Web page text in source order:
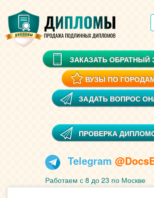
ЗАКАЗАТЬ ОБРАТНЫЙ
ВУЗЫ ПО
ЗАДАТЬ ВОПРОС
ПРОВЕРКА
Telegram
Работаем с 8 до 23 по Москве